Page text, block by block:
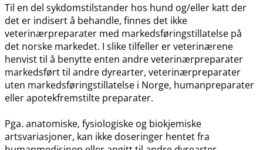
Til en del sykdomstilstander hos hund og​/​eller katt der
det er indisert å behandle, finnes det ikke
veterinærpreparater med markedsføringstillatelse på
det norske markedet. I slike tilfeller er veterinærene
henvist til å benytte enten andre veterinærpreparater
markedsført til andre dyrearter, veterinærpreparater
uten markedsføringstillatelse i Norge, humanpreparater
eller apotekfremstilte preparater.
Pga. anatomiske, fysiologiske og biokjemiske
artsvariasjoner, kan ikke doseringer hentet fra